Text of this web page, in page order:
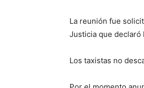
La reunión fue
Justicia que declaró
Los taxistas no